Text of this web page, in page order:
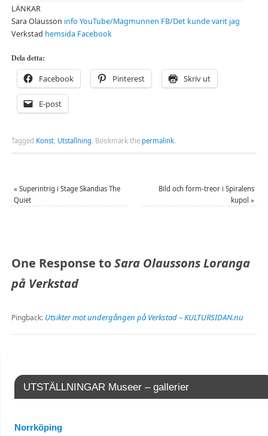
LÄNKAR
Sara Olausson info YouTube/Magmunnen FB/Det kunde varit jag
Verkstad hemsida Facebook
Dela detta:
Facebook Pinterest Skriv ut
E-post
Tagged Konst, Utställning. Bookmark the permalink.
« Superintrig i Stage Skandias The
Quiet
Bild och form-treor i Spiralens
kupol»
One Response toSara Olaussons Loranga
på Verkstad
Pingback: Utsikter mot undergången på Verkstad – KULTURSIDAN.nu
UTSTÄLLNINGAR Museer – gallerier
Norrköping